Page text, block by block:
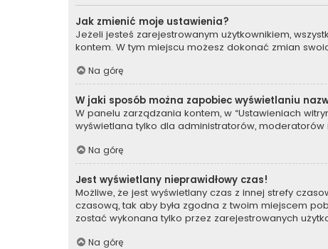
Jak zmienić moje ustawienia?
Jeżeli jesteś zarejestrowanym użytkownikiem,
kontem. W tym miejscu możesz dokonać zmian
Na górę
W jaki sposób można zapobiec wyświetlaniu
W panelu zarządzania kontem, w “Ustawieniach
wyświetlana tylko dla administratorów,
Na górę
Jest wyświetlany nieprawidłowy czas!
Możliwe, że jest wyświetlany czas z innej strefy
czasową, tak aby była zgodna z twoim miejscem
zostać wykonana tylko przez zarejestrowanych
Na górę